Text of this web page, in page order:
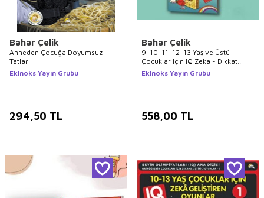
Bahar Çelik
Anneden Çocuğa Doyumsuz
Tatlar
Ekinoks Yayın Grubu
294,50 TL
Bahar Çelik
9-10-11-12-13 Yaş ve Üstü
Çocuklar Için IQ Zeka - Dikkat
Geliştiren Akıl Oyunları 3 Kitap
Ekinoks Yayın Grubu
558,00 TL